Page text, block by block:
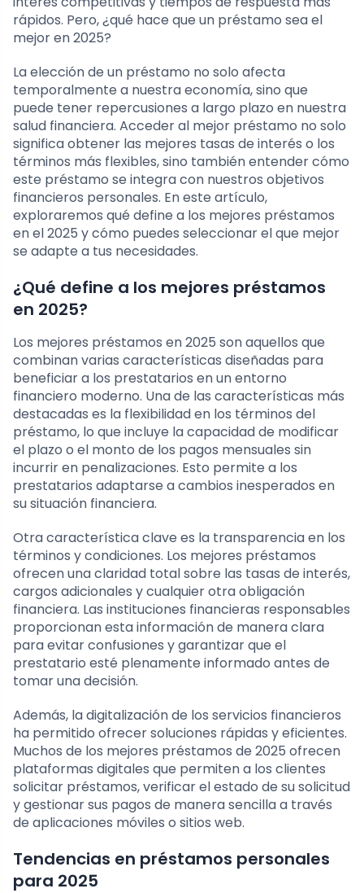
rápidos. Pero, ¿qué hace que un préstamo sea el
mejor en 2025?
La elección de un préstamo no solo afecta
temporalmente a nuestra economía, sino que
puede tener repercusiones a largo plazo en nuestra
salud financiera. Acceder al mejor préstamo no solo
significa obtener las mejores tasas de interés o los
términos más flexibles, sino también entender cómo
este préstamo se integra con nuestros objetivos
financieros personales. En este artículo,
exploraremos qué define a los mejores préstamos
en el 2025 y cómo puedes seleccionar el que mejor
se adapte a tus necesidades.
¿Qué define a los mejores préstamos
en 2025?
Los mejores préstamos en 2025 son aquellos que
combinan varias características diseñadas para
beneficiar a los prestatarios en un entorno
financiero moderno. Una de las características más
destacadas es la flexibilidad en los términos del
préstamo, lo que incluye la capacidad de modificar
el plazo o el monto de los pagos mensuales sin
incurrir en penalizaciones. Esto permite a los
prestatarios adaptarse a cambios inesperados en
su situación financiera.
Otra característica clave es la transparencia en los
términos y condiciones. Los mejores préstamos
ofrecen una claridad total sobre las tasas de interés,
cargos adicionales y cualquier otra obligación
financiera. Las instituciones financieras responsables
proporcionan esta información de manera clara
para evitar confusiones y garantizar que el
prestatario esté plenamente informado antes de
tomar una decisión.
Además, la digitalización de los servicios financieros
ha permitido ofrecer soluciones rápidas y eficientes.
Muchos de los mejores préstamos de 2025 ofrecen
plataformas digitales que permiten a los clientes
solicitar préstamos, verificar el estado de su solicitud
y gestionar sus pagos de manera sencilla a través
de aplicaciones móviles o sitios web.
Tendencias en préstamos personales
para 2025